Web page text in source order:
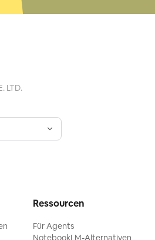
LTD.
Ressourcen
Für Agents
NotebookLM-Alternativen